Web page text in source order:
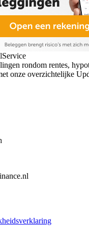
rondom rentes,
onze overzichtelijke